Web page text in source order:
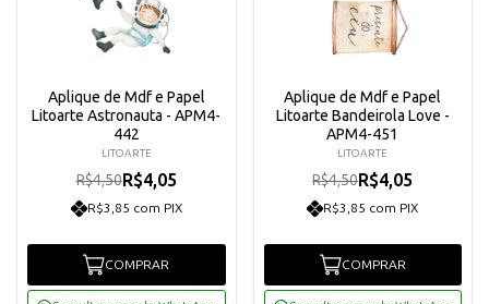
Aplique de Mdf e Papel
Litoarte Astronauta - APM4-
442
LITOARTE
R$4,50R$4,05
R$3,85 com PIX
COMPRAR
Aplique de Mdf e Papel
Litoarte Bandeirola Love -
APM4-451
LITOARTE
R$4,50R$4,05
R$3,85 com PIX
COMPRAR